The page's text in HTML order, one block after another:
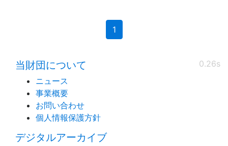
1(current)
0.26s
当財団について
ニュース
事業概要
お問い合わせ
個人情報保護方針
デジタルアーカイブ